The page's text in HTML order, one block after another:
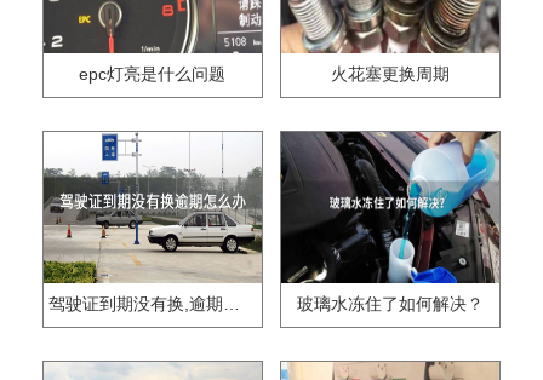
epc灯亮是什么问题 火花塞更换周期
驾驶证到期没有换,逾期怎么办?? 玻璃水冻住了如何解决？